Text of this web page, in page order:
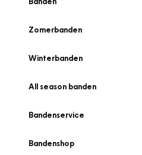
Zomerbanden
Winterbanden
All season banden
Bandenservice
Bandenshop